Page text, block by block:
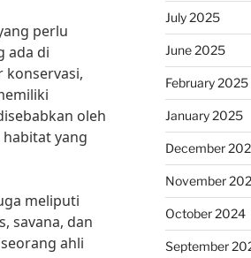
perlu
ada di
konservasi,
oleh
yang
meliputi
savana, dan
ahli
July 2025
June 2025
February 2025
January 2025
December
November
October 2024
September